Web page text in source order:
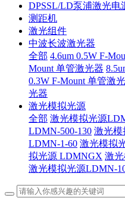
DPSSL/LD泵浦激光电
测距机
激光组件
中波长波激光器
全部 4.6um 0.5W F-
Mount 单管激光器
0.3W F-Mount 单管激
光器
激光模拟光源
全部 激光模拟光源
LDMN-500-130 激光模
LDMN-1-60 激光模拟
拟光源 LDMNGX 激
激光模拟光源LDMN-